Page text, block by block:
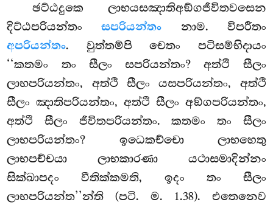
ඡට්ඨදුකෙ ලාභයසඤාතිඅඞ්ගජීවිතවසෙන
දිට්ඨපරියන්තංසපරියන්තං නාම. විපරීතං
අපරියන්තං. වුත්තම්පි චෙතං පටිසම්භිදායං
‘‘කතමං තං සීලං සපරියන්තං? අත්ථි සීලං
ලාභපරියන්තං, අත්ථි සීලං යසපරියන්තං, අත්ථි
සීලං ඤාතිපරියන්තං, අත්ථි සීලං අඞ්ගපරියන්තං,
අත්ථි සීලං ජීවිතපරියන්තං. කතමං තං සීලං
ලාභපරියන්තං? ඉධෙකච්චො ලාභහෙතු
ලාභපච්චයා ලාභකාරණා යථාසමාදින්නං
සික්ඛාපදං වීතික්කමති, ඉදං තං සීලං
ලාභපරියන්ත’’න්ති (පටි. ම. 1.38). එතෙනෙව